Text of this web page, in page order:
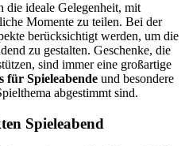
die ideale Gelegenheit, mit
Momente zu teilen. Bei der
berücksichtigt werden, um die
zu gestalten. Geschenke, die
sind immer eine großartige
für Spieleabende und besondere
abgestimmt sind.
Spieleabend